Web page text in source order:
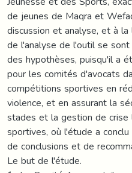
de jeunes de Maqra et
discussion et analyse, et à
de l'analyse de l'outil se
des hypothèses, puisqu'il a
pour les comités d'avocats
compétitions sportives en
violence, et en assurant la
stades et la gestion de
sportives, où l'étude a
de conclusions et de
Le but de l'étude.